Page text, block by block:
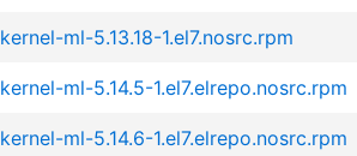
kernel-ml-5.13.18-1.el7.nosrc.rpm
kernel-ml-5.14.5-1.el7.elrepo.nosrc.rpm
kernel-ml-5.14.6-1.el7.elrepo.nosrc.rpm